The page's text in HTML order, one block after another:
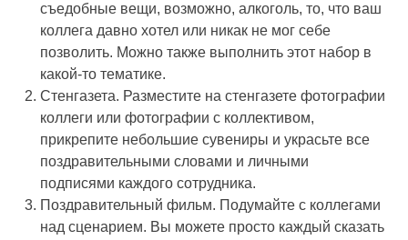
съедобные вещи, возможно, алкоголь, то, что ваш
коллега давно хотел или никак не мог себе
позволить. Можно также выполнить этот набор в
какой-то тематике.
Стенгазета. Разместите на стенгазете фотографии
коллеги или фотографии с коллективом,
прикрепите небольшие сувениры и украсьте все
поздравительными словами и личными
подписями каждого сотрудника.
Поздравительный фильм. Подумайте с коллегами
над сценарием. Вы можете просто каждый сказать